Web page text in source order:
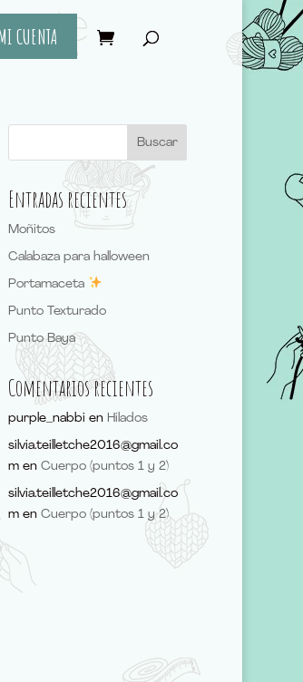
CUENTA
Entradas recientes
Moñitos
Calabaza para halloween
Portamaceta
Punto Texturado
Punto Baya
Comentarios recientes
purple_nabbi enHilados
silvia.teilletche2016@gmail.co
m enCuerpo (puntos 1 y 2)
silvia.teilletche2016@gmail.co
m enCuerpo (puntos 1 y 2)